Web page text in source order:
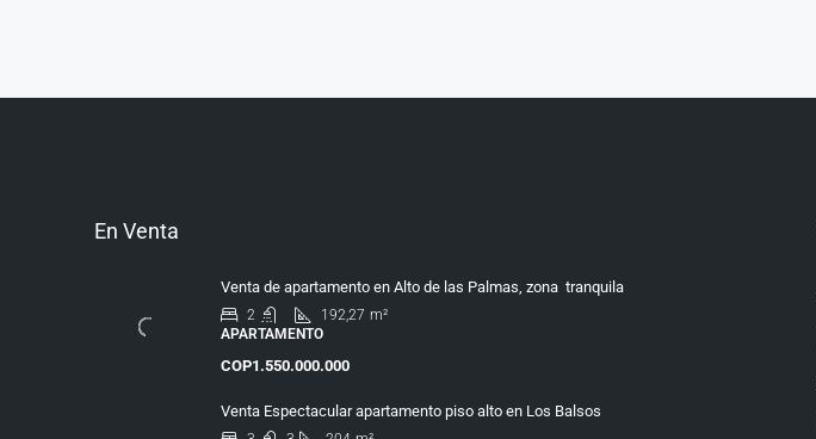
En Venta
Venta de apartamento en Alto de las Palmas, zona tranquila
2 192,27 m²
APARTAMENTO
COP1.550.000.000
Venta Espectacular apartamento piso alto en Los Balsos